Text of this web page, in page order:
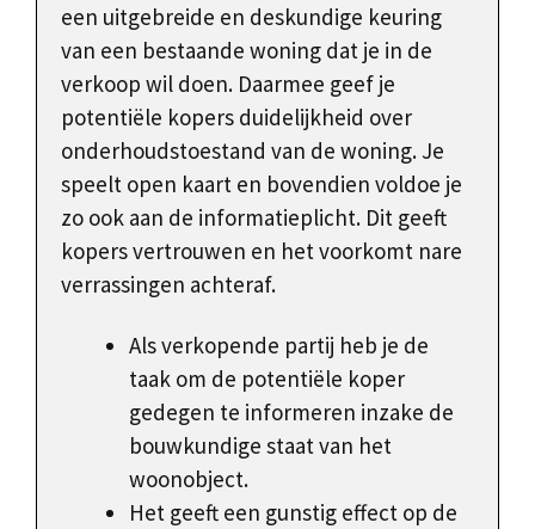
een uitgebreide en deskundige keuring
van een bestaande woning dat je in de
verkoop wil doen. Daarmee geef je
potentiële kopers duidelijkheid over
onderhoudstoestand van de woning. Je
speelt open kaart en bovendien voldoe je
zo ook aan de informatieplicht. Dit geeft
kopers vertrouwen en het voorkomt nare
verrassingen achteraf.
Als verkopende partij heb je de
taak om de potentiële koper
gedegen te informeren inzake de
bouwkundige staat van het
woonobject.
Het geeft een gunstig effect op de